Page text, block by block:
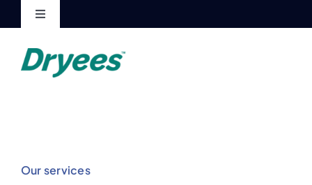
to
content
Toggle
My Account
Our services